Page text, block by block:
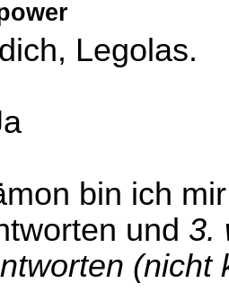
Legolas.
bin ich
und 3.
(nicht